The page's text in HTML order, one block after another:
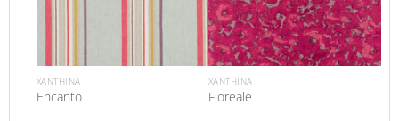
XANTHINA
Encanto
XANTHINA
Floreale